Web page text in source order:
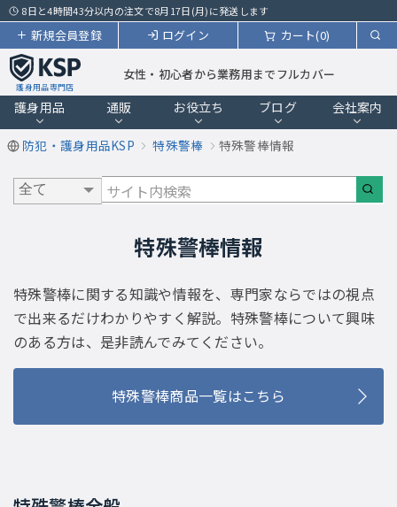
8日と4時間43分以内の注文で8月17日(月)に発送します
カート(0)
ログイン
新規会員登録
護身用品専門店
女性・初心者から業務用までフルカバー
護身用品 通販 お役立ち ブログ 会社案内
防犯・護身用品KSP 特殊警棒 特殊警棒情報
特殊警棒情報
特殊警棒に関する知識や情報を、専門家ならではの視点
で出来るだけわかりやすく解説。特殊警棒について興味
のある方は、是非読んでみてください。
特殊警棒商品一覧はこちら